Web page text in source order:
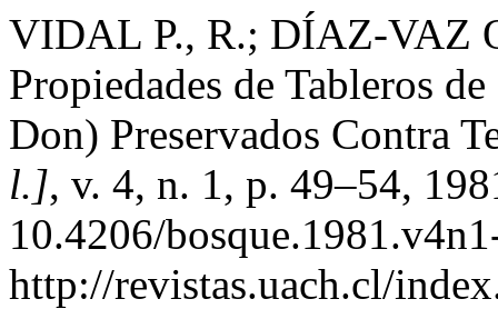
VIDAL P., R.; DÍAZ-VAZ
Propiedades de Tableros
Don) Preservados Contra
l.], v. 4, n. 1, p. 49–54,
10.4206/
http://revistas.uach.cl/